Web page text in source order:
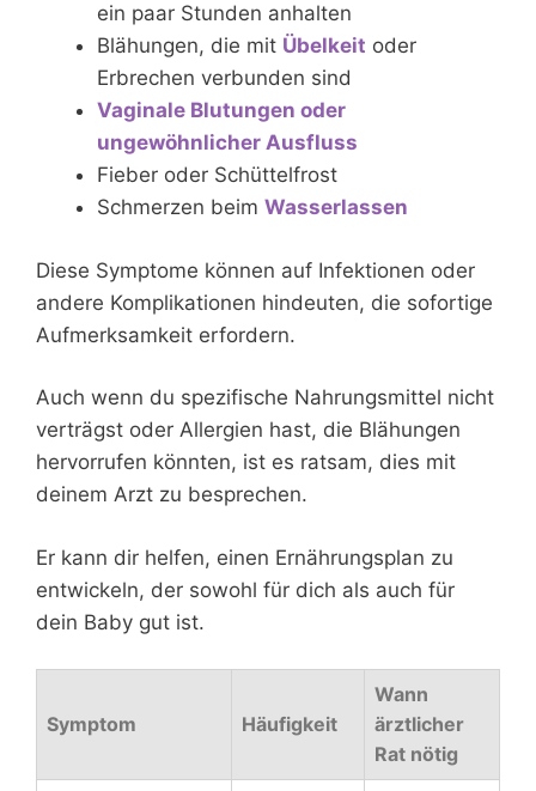
ein paar Stunden anhalten
Blähungen, die mit Übelkeit oder
Erbrechen verbunden sind
Vaginale Blutungen oder
ungewöhnlicher Ausfluss
Fieber oder Schüttelfrost
Schmerzen beim Wasserlassen
Diese Symptome können auf Infektionen oder
andere Komplikationen hindeuten, die sofortige
Aufmerksamkeit erfordern.
Auch wenn du spezifische Nahrungsmittel nicht
verträgst oder Allergien hast, die Blähungen
hervorrufen könnten, ist es ratsam, dies mit
deinem Arzt zu besprechen.
Er kann dir helfen, einen Ernährungsplan zu
entwickeln, der sowohl für dich als auch für
dein Baby gut ist.
Symptom Häufigkeit
Wann
ärztlicher
Rat nötig